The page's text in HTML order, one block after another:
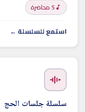
5 محاضرة
استمع للسلسلة ←
سلسلة جلسات الحج